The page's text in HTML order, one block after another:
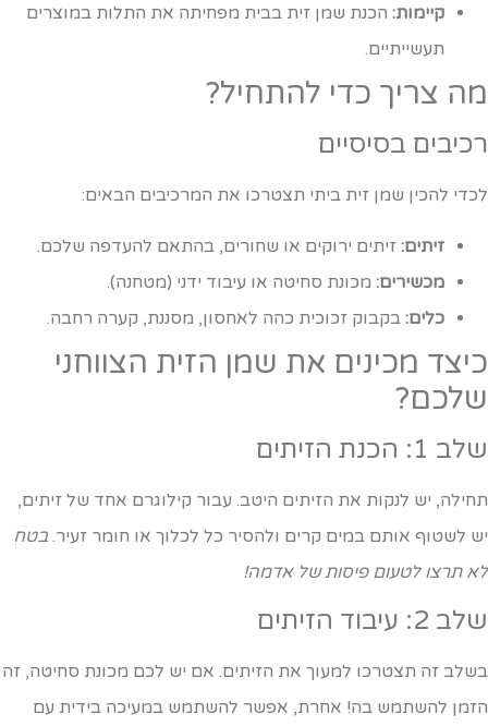
קיימות:הכנת שמן זית בבית מפחיתה את התלות במוצרים
תעשייתיים.
צריך כדי להתחיל?
בסיסיים
להכין שמן זית ביתי תצטרכו את המרכיבים הבאים:
זיתים:זיתים ירוקים או שחורים, בהתאם להעדפה שלכם.
מכשירים:מכונת סחיטה או עיבוד ידני (מטחנה).
כלים:בקבוק זכוכית כהה לאחסון, מסננת, קערה רחבה.
מכינים את שמן הזית הצווחני
1: הכנת הזיתים
יש לנקות את הזיתים היטב. עבור קילוגרם אחד של זיתים,
לשטוף אותם במים קרים ולהסיר כל לכלוך או חומר זעיר.בטח
תרצו לטעום פיסות של אדמה!
עיבוד הזיתים
זה תצטרכו למעוך את הזיתים. אם יש לכם מכונת סחיטה, זה
להשתמש בה! אחרת, אפשר להשתמש במעיכה בידית עם